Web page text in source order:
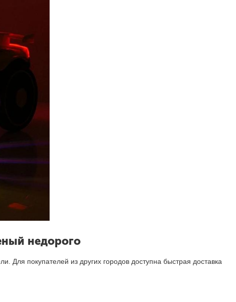
недорого
Для покупателей из других городов доступна быстрая доставка